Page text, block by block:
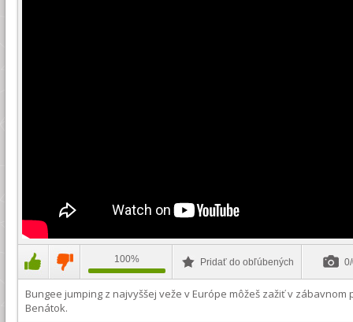
100% Pridať do obľúbených
Bungee jumping z najvyššej veže v Európe môžeš zažiť v
Benátok.